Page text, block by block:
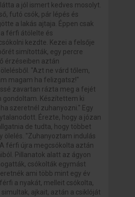
a jól ismert kedves mosolyt.
futó csók, pár lépés és
a lakás ajtaja. Éppen csak
férfi átölelte és
kezdte. Kezei a felsője
simították, egy percre
érzéseiben aztán
"Azt ne várd tőlem,
magam ha felizgatsz!"
zavartan rázta meg a fejét
gondoltam. Készítettem ki
szeretnél zuhanyozni." Egy
Érezte, hogy a józan
de tudta, hogy többet
ölelés. "Zuhanyoztam indulás
férfi újra megcsókolta aztán
Pillanatok alatt az ágyon
csókolták egymást
ami több mint egy év
a nyakát, melleit csókolta,
ajkait, aztán a csiklóját